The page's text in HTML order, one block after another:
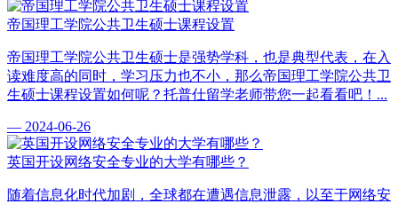
帝国理工学院公共卫生硕士课程设置
帝国理工学院公共卫生硕士是强势学科，也是典型代表，在入
读难度高的同时，学习压力也不小，那么帝国理工学院公共卫
生硕士课程设置如何呢？托普仕留学老师带您一起看看吧！...
— 2024-06-26
英国开设网络安全专业的大学有哪些？
随着信息化时代加剧，全球都在遭遇信息泄露，以至于网络安